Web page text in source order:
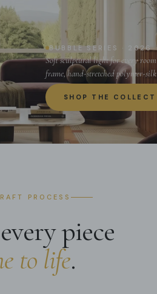
BUBBLE SERIES · 2026
Soft sculptural light for every
frame, hand-stretched polymer-
SHOP THE
PROCESS
piece
to life.